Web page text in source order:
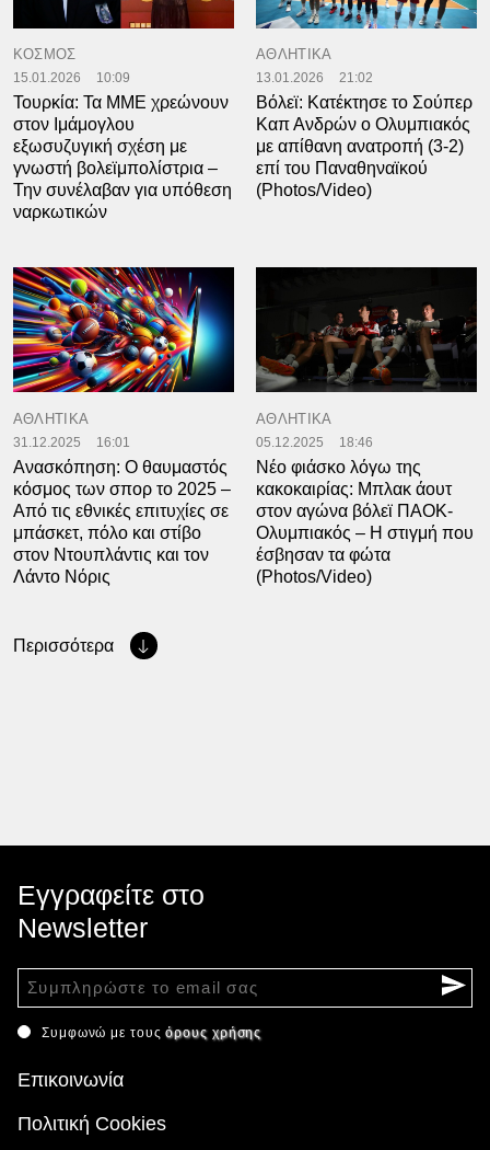
ΚΟΣΜΟΣ
15.01.2026 10:09
Τουρκία: Τα ΜΜΕ χρεώνουν
στον Ιμάμογλου
εξωσυζυγική σχέση με
γνωστή βολεϊμπολίστρια –
Την συνέλαβαν για υπόθεση
ναρκωτικών
ΑΘΛΗΤΙΚΑ
13.01.2026 21:02
Βόλεϊ: Κατέκτησε το Σούπερ
Καπ Ανδρών ο Ολυμπιακός
με απίθανη ανατροπή (3-2)
επί του Παναθηναϊκού
(Photos/Video)
ΑΘΛΗΤΙΚΑ
31.12.2025 16:01
Ανασκόπηση: Ο θαυμαστός
κόσμος των σπορ το 2025 –
Από τις εθνικές επιτυχίες σε
μπάσκετ, πόλο και στίβο
στον Ντουπλάντις και τον
Λάντο Νόρις
ΑΘΛΗΤΙΚΑ
05.12.2025 18:46
Νέο φιάσκο λόγω της
κακοκαιρίας: Μπλακ άουτ
στον αγώνα βόλεϊ ΠΑΟΚ-
Ολυμπιακός – Η στιγμή που
έσβησαν τα φώτα
(Photos/Video)
Περισσότερα
Εγγραφείτε στο
Newsletter
Συμφωνώ με τουςόρους χρήσης
Επικοινωνία
Πολιτική Cookies